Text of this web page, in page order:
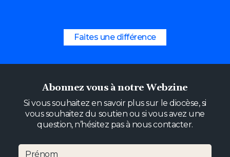
Faites une différence
Abonnez vous à notre Webzine
Si vous souhaitez en savoir plus sur le diocèse, si
vous souhaitez du soutien ou si vous avez une
question, n’hésitez pas à nous contacter.
Prénom